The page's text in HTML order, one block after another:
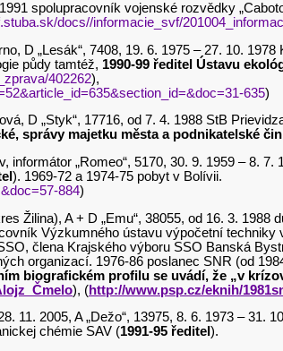
spolupracovník vojenské rozvědky
docs//informacie_svf/
D „Lesák“, 7408, 19. 6. 1975 – 27. 10.
půdy tamtéž, 1990-99 ředitel Ústavu
402262),
635)
D „Styk“, 17716, od 7. 4. 1988 StB
správy majetku města a podnikatelské
informátor „Romeo“, 5170, 30. 9. 1959 – 8.
). 1969-72 a 1974-75
884)
Žilina), A + D „Emu“, 38055, od 16. 3.
Výzkumného ústavu výpočetní
člena Krajského výboru SSO Banská
organizací. 1976-86 poslanec SNR (od
biografickém profilu se uvádí, že „v
), (http://www.psp.cz/eknih/
11. 2005, A „Dežo“, 13975, 8. 6. 1973 –
chémie SAV (1991-95 ředitel ).